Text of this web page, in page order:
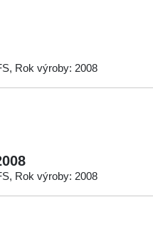
Rok výroby: 2008
Rok výroby: 2008